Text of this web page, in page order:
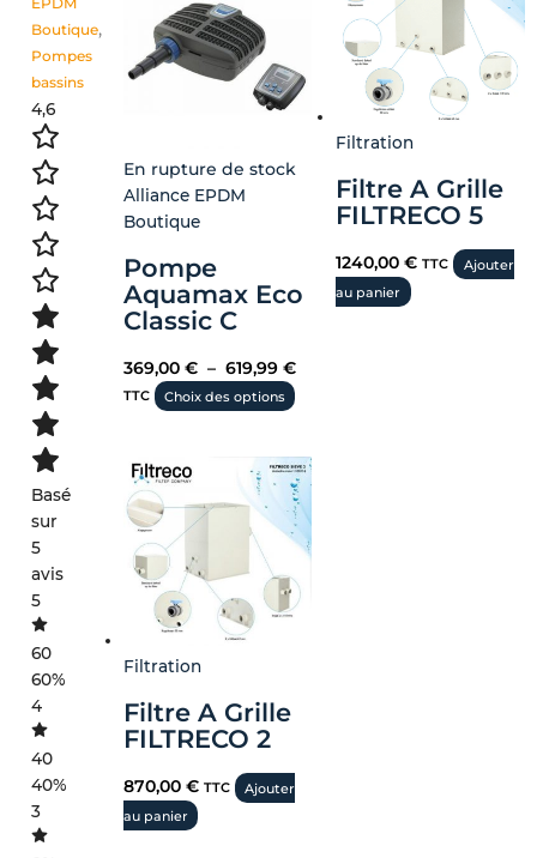
Boutique,
Pompes
bassins
4,6
Basé
sur
5
avis
5
60
60%
4
40
40%
3
En rupture de stock
Alliance EPDM
Boutique
Pompe
Aquamax Eco
Classic C
369,00 € – 619,99 €
TTC Choix des options
choisies
la
page
Filtration
Filtre A Grille
FILTRECO 5
1240,00€ TTC
Ajouter
au panier
Filtration
Filtre A Grille
FILTRECO 2
870,00 € TTC
Ajouter
au panier